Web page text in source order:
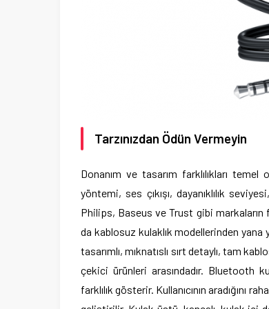
Tarzınızdan Ödün Vermeyin
Donanım ve tasarım farklılıkları
yöntemi, ses çıkışı, dayanıklılık
Philips, Baseus ve Trust gibi
da kablosuz kulaklık modellerinden
tasarımlı, mıknatıslı sırt detaylı, tam
çekici ürünleri arasındadır. Bluetooth
farklılık gösterir. Kullanıcının aradığını